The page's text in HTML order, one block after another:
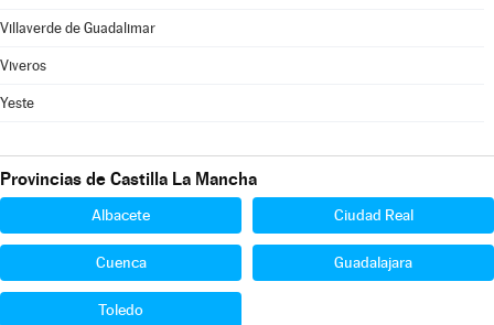
Villaverde de Guadalimar
Viveros
Yeste
Provincias de Castilla La Mancha
Albacete Ciudad Real
Cuenca Guadalajara
Toledo